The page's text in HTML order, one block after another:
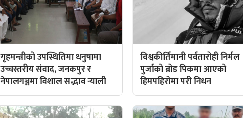
गृहमन्त्रीको उपस्थितिमा धनुषामा
उच्चस्तरीय संवाद, जनकपुर र
नेपालगञ्जमा विशाल सद्भाव र्‍याली
विश्वकीर्तिमानी पर्वतारोही निर्मल
पुर्जाको ब्रोड पिकमा आएको
हिमपहिरोमा परी निधन